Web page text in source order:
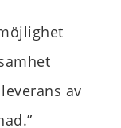
av